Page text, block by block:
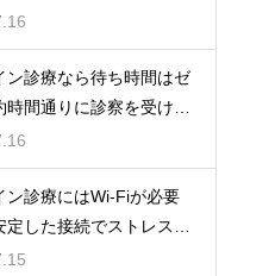
向
ン診療なら待ち時間はゼ
時間通りに診察を受ける
ン診療にはWi-Fiが必要
定した接続でストレスフ